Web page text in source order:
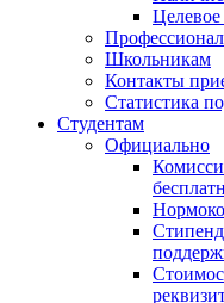
Целевое
Школьникам
Контакты
Статистика
Студентам
Официально